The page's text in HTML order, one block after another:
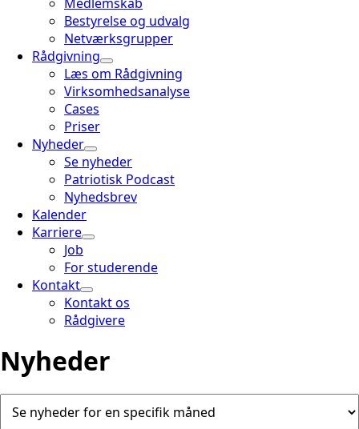
Bestyrelse og udvalg
Netværksgrupper
Rådgivning
Læs om Rådgivning
Virksomhedsanalyse
Cases
Priser
Nyheder
Se nyheder
Patriotisk Podcast
Nyhedsbrev
Kalender
Karriere
Job
For studerende
Kontakt
Kontakt os
Rådgivere
Nyheder